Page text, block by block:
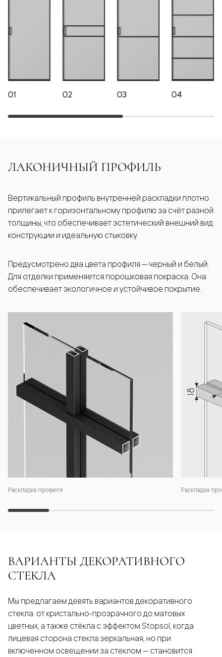
01 02 03 04
ЛАКОНИЧНЫЙ ПРОФИЛЬ
Раскладка профиля Раскладка
Вертикальный профиль внутренней раскладки плотно
прилегает к горизонтальному профилю за счёт разной
толщины, что обеспечивает эстетический внешний вид
конструкции и идеальную стыковку.
Предусмотрено два цвета профиля — черный и белый.
Для отделки применяется порошковая покраска. Она
обеспечивает экологичное и устойчивое покрытие.
ВАРИАНТЫ ДЕКОРАТИВНОГО
СТЕКЛА
Мы предлагаем девять вариантов декоративного
стекла: от кристально-прозрачного до матовых
цветных, а также стёкла с эффектом Stopsol, когда
лицевая сторона стекла зеркальная, но при
включенном освещении за стеклом — становится